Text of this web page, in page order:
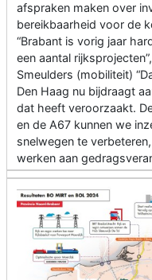
afspraken maken over
bereikbaarheid voor de
“Brabant is vorig jaar
een aantal
Smeulders (mobiliteit)
Den Haag nu bijdraagt
dat heeft veroorzaakt.
en de A67 kunnen we
snelwegen te
werken aan